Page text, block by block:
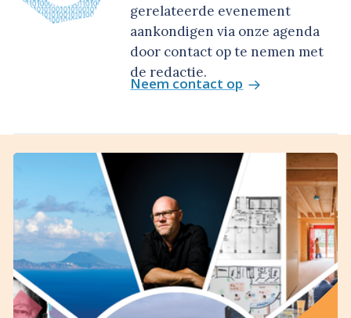
gerelateerde evenement
aankondigen via onze agenda
door contact op te nemen met
de redactie.
Neem contact op